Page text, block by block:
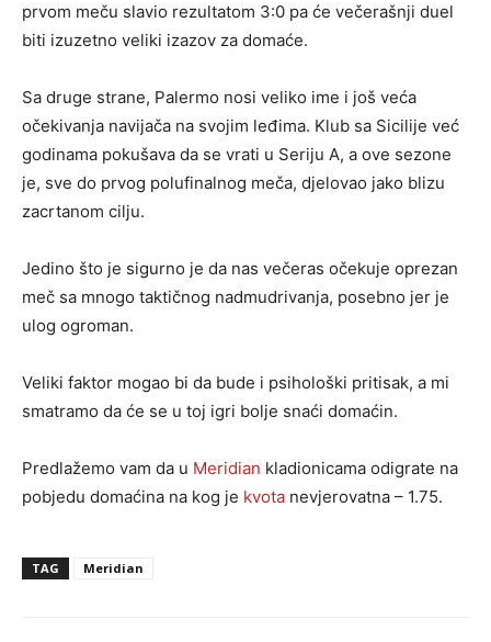
prvom meču slavio rezultatom 3:0 pa će večerašnji duel
biti izuzetno veliki izazov za domaće.
Sa druge strane, Palermo nosi veliko ime i još veća
očekivanja navijača na svojim leđima. Klub sa Sicilije već
godinama pokušava da se vrati u Seriju A, a ove sezone
je, sve do prvog polufinalnog meča, djelovao jako blizu
zacrtanom cilju.
Jedino što je sigurno je da nas večeras očekuje oprezan
meč sa mnogo taktičnog nadmudrivanja, posebno jer je
ulog ogroman.
Veliki faktor mogao bi da bude i psihološki pritisak, a mi
smatramo da će se u toj igri bolje snaći domaćin.
Predlažemo vam da u Meridian kladionicama odigrate na
pobjedu domaćina na kog je kvota nevjerovatna – 1.75.
TAG Meridian